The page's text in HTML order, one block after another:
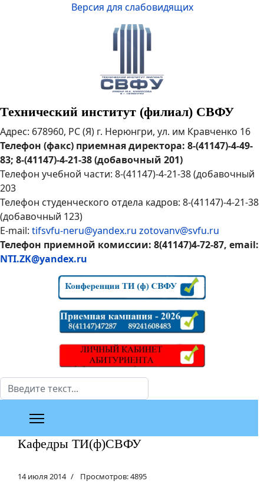
Версия для слабовидящих
Технический институт (филиал) СВФУ
Адрес: 678960, РС (Я) г. Нерюнгри, ул. им Кравченко 16
Телефон (факс) приемная директора: 8-(41147)-4-49-
83; 8-(41147)-4-21-38 (добавочный 201)
Телефон учебной части: 8-(41147)-4-21-38 (добавочный
203
Телефон студенческого отдела кадров: 8-(41147)-4-21-38
(добавочный 123)
E-mail: tifsvfu-neru@yandex.ru zotovanv@svfu.ru
Телефон приемной комиссии: 8(41147)4-72-87, email:
NTI.ZK@yandex.ru
Поиск
Кафедры ТИ(ф)СВФУ
14 июля 2014 Просмотров: 4895